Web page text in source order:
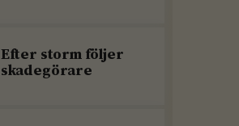
Efter storm följer
skadegörare